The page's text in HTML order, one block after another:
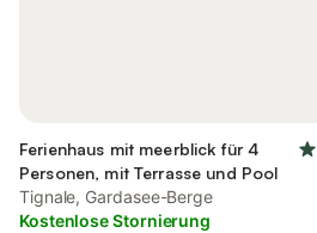
Ferienhaus mit meerblick für 4
Personen, mit Terrasse und Pool
Tignale, Gardasee-Berge
Kostenlose Stornierung